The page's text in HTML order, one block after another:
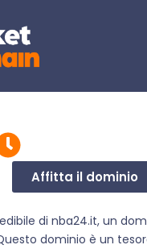
Affitta il dominio
di nba24.it, un
dominio è un